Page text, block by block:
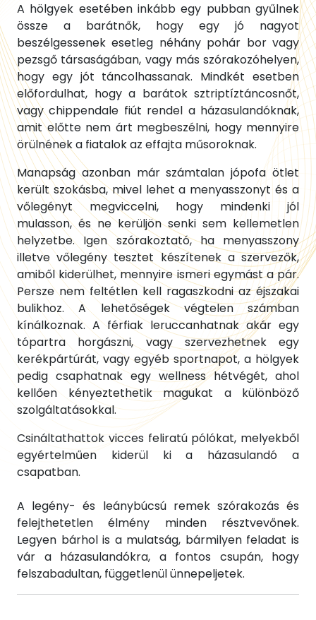
A hölgyek esetében inkább egy pubban gyűlnek
össze a barátnők, hogy egy jó nagyot
beszélgessenek esetleg néhány pohár bor vagy
pezsgő társaságában, vagy más szórakozóhelyen,
hogy egy jót táncolhassanak. Mindkét esetben
előfordulhat, hogy a barátok sztriptíztáncosnőt,
vagy chippendale fiút rendel a házasulandóknak,
amit előtte nem árt megbeszélni, hogy mennyire
örülnének a fiatalok az effajta műsoroknak.
Manapság azonban már számtalan jópofa ötlet
került szokásba, mivel lehet a menyasszonyt és a
vőlegényt megviccelni, hogy mindenki jól
mulasson, és ne kerüljön senki sem kellemetlen
helyzetbe. Igen szórakoztató, ha menyasszony
illetve vőlegény tesztet készítenek a szervezők,
amiből kiderülhet, mennyire ismeri egymást a pár.
Persze nem feltétlen kell ragaszkodni az éjszakai
bulikhoz. A lehetőségek végtelen számban
kínálkoznak. A férfiak leruccanhatnak akár egy
tópartra horgászni, vagy szervezhetnek egy
kerékpártúrát, vagy egyéb sportnapot, a hölgyek
pedig csaphatnak egy wellness hétvégét, ahol
kellően kényeztethetik magukat a különböző
szolgáltatásokkal.
Csináltathattok vicces feliratú pólókat, melyekből
egyértelműen kiderül ki a házasulandó a
csapatban.
A legény- és leánybúcsú remek szórakozás és
felejthetetlen élmény minden résztvevőnek.
Legyen bárhol is a mulatság, bármilyen feladat is
vár a házasulandókra, a fontos csupán, hogy
felszabadultan, függetlenül ünnepeljetek.